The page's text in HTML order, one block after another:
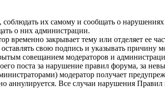
их самому и сообщать о
о них администрации.
временно закрывает тему или отделяет ее
свою подпись и указывать причину
совещанием модераторов и
поста за нарушение правил форума, за
модератор получает
аннулируется. Все случаи нарушения